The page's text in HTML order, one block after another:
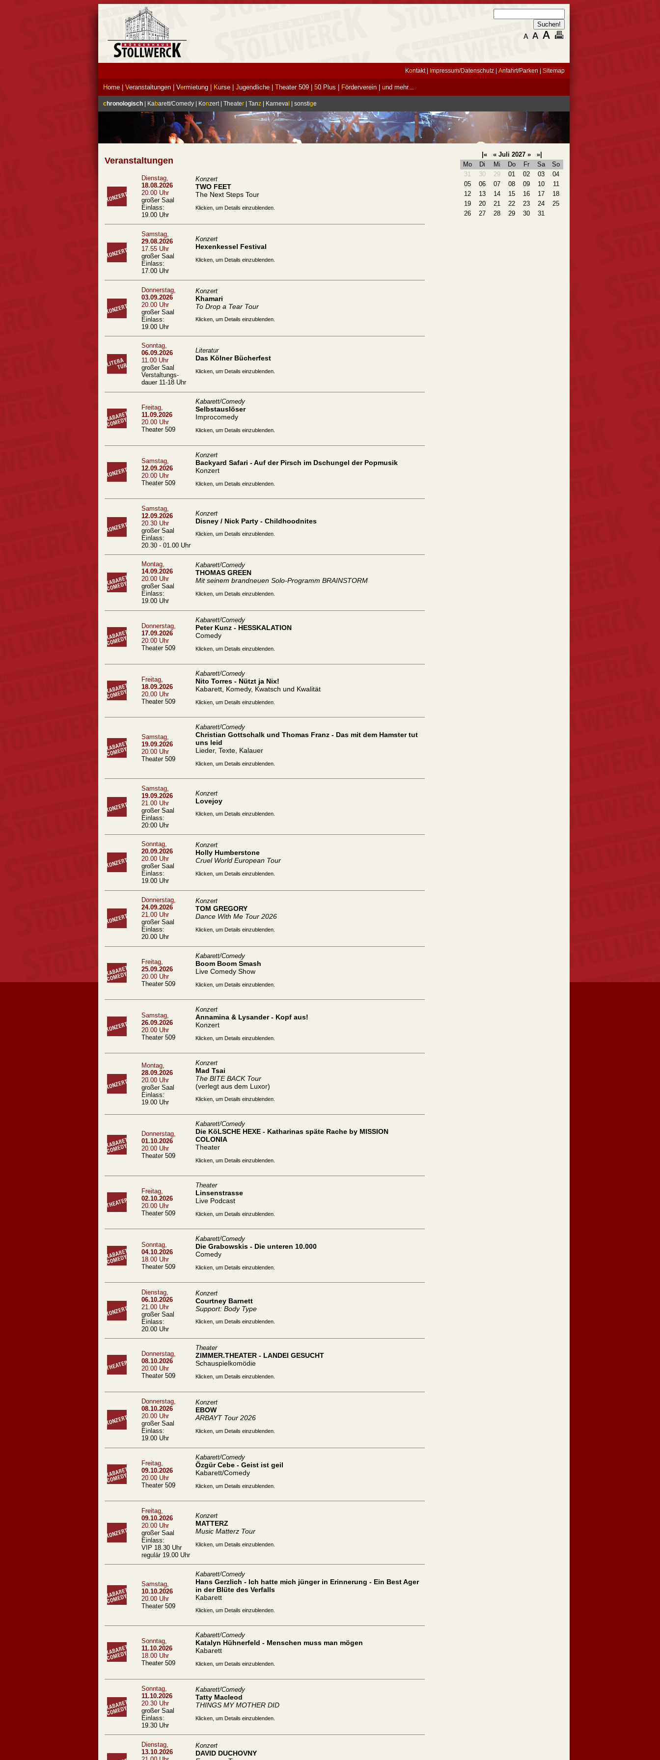
Kontakt| mpressum/Datenschutz Anfahrt/Parken Sitemap
Home Veranstaltungen Vermietung Kurse Jugendliche Theater 509 50 Plus Förderverein und mehr...
chronologisch Kabarett/Comedy Konzert Theater Tanz Karneva sonstige
Veranstaltungen
Dienstag,
18.08.2026
20.00 Uhr
großer Saal
Einlass:
19.00 Uhr
Konzert
TWO FEET
The Next Steps Tour
Klicken, um Details einzublenden.
Samstag,
29.08.2026
17.55 Uhr
großer Saal
Einlass:
17.00 Uhr
Konzert
Hexenkessel Festival
Klicken, um Details einzublenden.
Donnerstag,
03.09.2026
20.00 Uhr
großer Saal
Einlass:
19.00 Uhr
Konzert
Khamari
To Drop a Tear Tour
Klicken, um Details einzublenden.
Sonntag,
06.09.2026
11.00 Uhr
großer Saal
Verstaltungs-
dauer 11-18 Uhr
Literatur
Das Kölner Bücherfest
Klicken, um Details einzublenden.
Freitag,
11.09.2026
20.00 Uhr
Theater 509
Kabarett/Comedy
Selbstauslöser
Improcomedy
Klicken, um Details einzublenden.
Samstag,
12.09.2026
20.00 Uhr
Theater 509
Konzert
Backyard Safari - Auf der Pirsch im Dschungel der Popmusik
Konzert
Klicken, um Details einzublenden.
Samstag,
12.09.2026
20.30 Uhr
großer Saal
Einlass:
20.30 - 01.00 Uhr
Konzert
Disney / Nick Party - Childhoodnites
Klicken, um Details einzublenden.
Montag,
14.09.2026
20.00 Uhr
großer Saal
Einlass:
19.00 Uhr
Kabarett/Comedy
THOMAS GREEN
Mit seinem brandneuen Solo-Programm BRAINSTORM
Klicken, um Details einzublenden.
Donnerstag,
17.09.2026
20.00 Uhr
Theater 509
Kabarett/Comedy
Peter Kunz - HESSKALATION
Comedy
Klicken, um Details einzublenden.
Freitag,
18.09.2026
20.00 Uhr
Theater 509
Kabarett/Comedy
Nito Torres - Nützt ja Nix!
Kabarett, Komedy, Kwatsch und Kwalität
Klicken, um Details einzublenden.
Samstag,
19.09.2026
20.00 Uhr
Theater 509
Kabarett/Comedy
Christian Gottschalk und Thomas Franz - Das mit dem Hamster tut
uns leid
Lieder, Texte, Kalauer
Klicken, um Details einzublenden.
Samstag,
19.09.2026
21.00 Uhr
großer Saal
Einlass:
20:00 Uhr
Konzert
Lovejoy
Klicken, um Details einzublenden.
Sonntag,
20.09.2026
20.00 Uhr
großer Saal
Einlass:
19.00 Uhr
Konzert
Holly Humberstone
Cruel World European Tour
Klicken, um Details einzublenden.
Donnerstag,
24.09.2026
21.00 Uhr
großer Saal
Einlass:
20.00 Uhr
Konzert
TOM GREGORY
Dance With Me Tour 2026
Klicken, um Details einzublenden.
Freitag,
25.09.2026
20.00 Uhr
Theater 509
Kabarett/Comedy
Boom Boom Smash
Live Comedy Show
Klicken, um Details einzublenden.
Samstag,
26.09.2026
20.00 Uhr
Theater 509
Konzert
Annamina & Lysander - Kopf aus!
Konzert
Klicken, um Details einzublenden.
Montag,
28.09.2026
20.00 Uhr
großer Saal
Einlass:
19.00 Uhr
Konzert
Mad Tsai
The BITE BACK Tour
(verlegt aus dem Luxor)
Klicken, um Details einzublenden.
Donnerstag,
01.10.2026
20.00 Uhr
Theater 509
Kabarett/Comedy
Die KöLSCHE HEXE - Katharinas späte Rache by MISSION
COLONIA
Theater
Klicken, um Details einzublenden.
Freitag,
02.10.2026
20.00 Uhr
Theater 509
Theater
Linsenstrasse
Live Podcast
Klicken, um Details einzublenden.
Sonntag,
04.10.2026
18.00 Uhr
Theater 509
Kabarett/Comedy
Die Grabowskis - Die unteren 10.000
Comedy
Klicken, um Details einzublenden.
Dienstag,
06.10.2026
21.00 Uhr
großer Saal
Einlass:
20.00 Uhr
Konzert
Courtney Barnett
Support: Body Type
Klicken, um Details einzublenden.
Donnerstag,
08.10.2026
20.00 Uhr
Theater 509
Theater
ZIMMER.THEATER - LANDEI GESUCHT
Schauspielkomödie
Klicken, um Details einzublenden.
Donnerstag,
08.10.2026
20.00 Uhr
großer Saal
Einlass:
19.00 Uhr
Konzert
EBOW
ARBAYT Tour 2026
Klicken, um Details einzublenden.
Freitag,
09.10.2026
20.00 Uhr
Theater 509
Kabarett/Comedy
Özgür Cebe - Geist ist geil
Kabarett/Comedy
Klicken, um Details einzublenden.
Freitag,
09.10.2026
20.00 Uhr
großer Saal
Einlass:
VIP 18.30 Uhr
regulär 19.00 Uhr
Konzert
MATTERZ
Music Matterz Tour
Klicken, um Details einzublenden.
Samstag,
10.10.2026
20.00 Uhr
Theater 509
Kabarett/Comedy
Hans Gerzlich - Ich hatte mich jünger in Erinnerung - Ein Best Ager
in der Blüte des Verfalls
Kabarett
Klicken, um Details einzublenden.
Sonntag,
11.10.2026
18.00 Uhr
Theater 509
Kabarett/Comedy
Katalyn Hühnerfeld - Menschen muss man mögen
Kabarett
Klicken, um Details einzublenden.
Sonntag,
11.10.2026
20.30 Uhr
großer Saal
Einlass:
19.30 Uhr
Kabarett/Comedy
Tatty Macleod
THINGS MY MOTHER DID
Klicken, um Details einzublenden.
Dienstag,
13.10.2026
Konzert
DAVID DUCHOVNY
|« « Juli 2027 »
»|
Mo
Di Mi Do Fr Sa
So
31
30 29 01 02 03
04
05
06 07 08 09 10
11
12
13 14 15 16 17
18
19
20 21 22 23 24
25
26
27 28 29 30 31